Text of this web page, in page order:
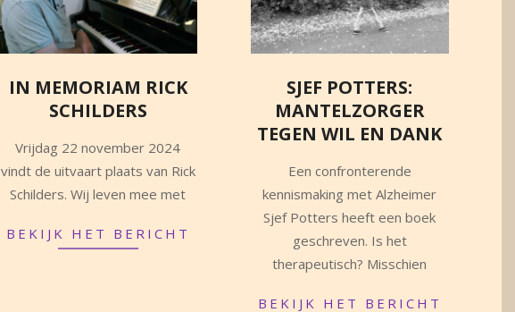
IN MEMORIAM RICK
SCHILDERS
11-
20
Vrijdag 22 november 2024
vindt de uitvaart plaats van Rick
Schilders. Wij leven mee met
BEKIJK HET BERICHT
SJEF POTTERS:
MANTELZORGER
TEGEN WIL EN DANK
09
Een confronterende
kennismaking met Alzheimer
Sjef Potters heeft een boek
geschreven. Is het
therapeutisch? Misschien
BEKIJK HET BERICHT